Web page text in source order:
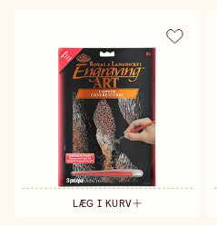
LÆG I KURV